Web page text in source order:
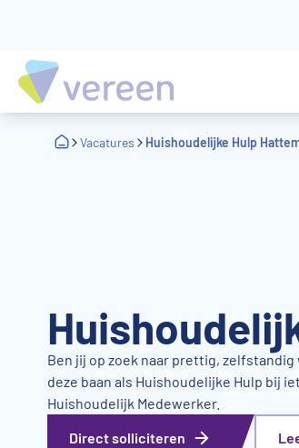
Vacatures Huishoudelijke Hulp
Ben jij op zoek naar prettig,
deze baan als Huishoudelijke Hulp bij
Huishoudelijk Medewerker.
Direct solliciteren